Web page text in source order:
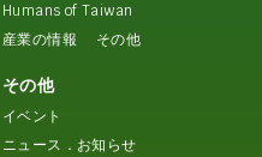
Humans of Taiwan
産業の情報
その他
その他
イベント
ニュース．お知らせ